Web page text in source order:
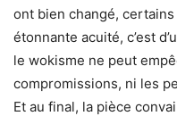
ont bien changé,
étonnante acuité, c’est
le wokisme ne peut
compromissions, ni les
Et au final, la pièce